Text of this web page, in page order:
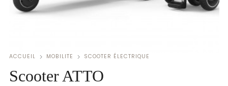
ACCUEIL MOBILITE SCOOTER ÉLECTRIQUE
Scooter ATTO